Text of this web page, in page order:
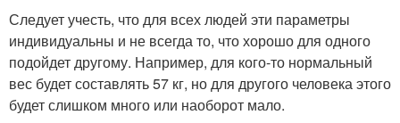
Следует учесть, что для всех людей эти параметры
индивидуальны и не всегда то, что хорошо для одного
подойдет другому. Например, для кого-то нормальный
вес будет составлять 57 кг, но для другого человека этого
будет слишком много или наоборот мало.